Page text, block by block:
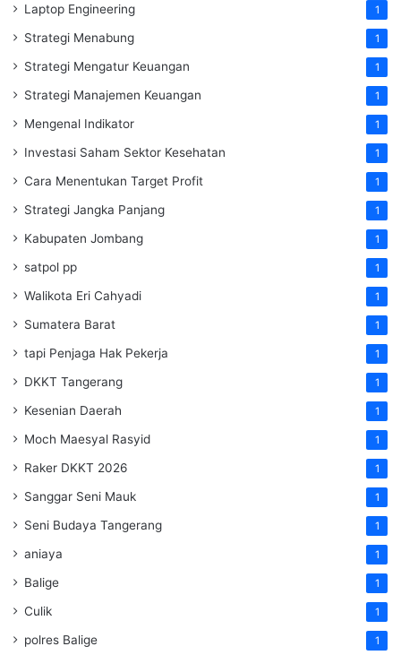
Laptop Engineering 1
Strategi Menabung 1
Strategi Mengatur Keuangan 1
Strategi Manajemen Keuangan 1
Mengenal Indikator 1
Investasi Saham Sektor Kesehatan 1
Cara Menentukan Target Profit 1
Strategi Jangka Panjang 1
Kabupaten Jombang 1
satpol pp 1
Walikota Eri Cahyadi 1
Sumatera Barat 1
tapi Penjaga Hak Pekerja 1
DKKT Tangerang 1
Kesenian Daerah 1
Moch Maesyal Rasyid 1
Raker DKKT 2026 1
Sanggar Seni Mauk 1
Seni Budaya Tangerang 1
aniaya 1
Balige 1
Culik 1
polres Balige 1